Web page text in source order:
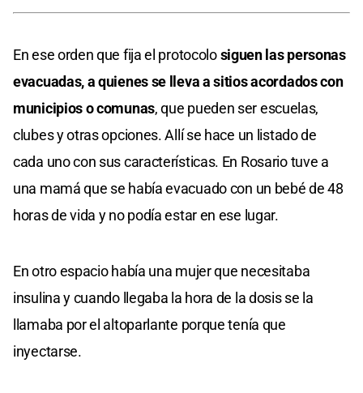
En ese orden que fija el protocolosiguen las personas
evacuadas, a quienes se lleva a sitios acordados con
municipios o comunas, que pueden ser escuelas,
clubes y otras opciones. Allí se hace un listado de
cada uno con sus características. En Rosario tuve a
una mamá que se había evacuado con un bebé de 48
horas de vida y no podía estar en ese lugar.
En otro espacio había una mujer que necesitaba
insulina y cuando llegaba la hora de la dosis se la
llamaba por el altoparlante porque tenía que
inyectarse.